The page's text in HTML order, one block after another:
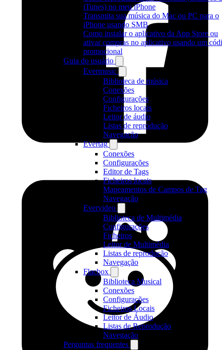
iTunes) no meu iPhone
Transmita sua música do Mac ou PC para o
iPhone usando SMB
Como instalar o aplicativo da App Store ou
ativar compras no aplicativo usando um
promocional
Guia do usuário
Evermusic
Biblioteca de música
Conexões
Configurações
Ficheiros locais
Leitor de áudio
Listas de reprodução
Navegação
Evertag
Conexões
Configurações
Editor de Tags
Ficheiros locais
Mapeamentos de Campos de Tag
Navegação
Evervideo
Biblioteca de Multimédia
Configurações
Ficheiros
Leitor de Multimédia
Listas de reprodução
Navegação
Flacbox
Biblioteca Musical
Conexões
Configurações
Ficheiros Locais
Leitor de Áudio
Listas de Reprodução
Navegação
Perguntas frequentes